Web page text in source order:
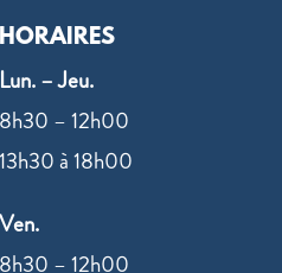
HORAIRES
Lun. – Jeu.
8h30 – 12h00
13h30 à 18h00
Ven.
8h30 – 12h00